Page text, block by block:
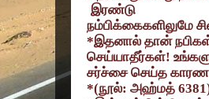
இரண்டு
நம்பிக்கைகளிலுமே
*இதனால் தான்
செய்யாதீர்கள்!
சர்ச்சை செய்த
*(நூல்: அஹ்மத்